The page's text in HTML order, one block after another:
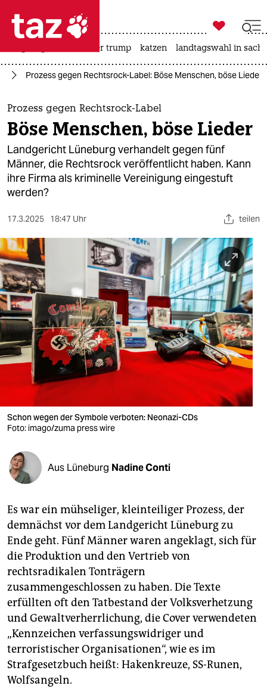
 taz zahl ich
taz zahl ich
themen
politik
öko
gesellschaft
kultur
sport
berlin
nord
wahrheit
verlag
verlag
veranstaltungen
shop
unterstützen
genossenschaft
epaper login

taz zahl ich
usa unter trump katzen landtagswahl in
Prozess gegen Rechtsrock-Label: Böse Menschen, böse Lieder
Prozess gegen Rechtsrock-Label
Böse Menschen, böse Lieder
Landgericht Lüneburg verhandelt gegen fünf
Männer, die Rechtsrock veröffentlicht haben. Kann
ihre Firma als kriminelle Vereinigung eingestuft
werden?
17.3.2025 18:47 Uhr teilen
Schon wegen der Symbole verboten: Neonazi-CDs
Foto: imago/zuma press wire
Aus Lüneburg Nadine Conti
Es war ein mühseliger, kleinteiliger Prozess, der
demnächst vor dem Landgericht Lüneburg zu
Ende geht. Fünf Männer waren angeklagt, sich für
die Produktion und den Vertrieb von
rechtsradikalen Tonträgern
zusammengeschlossen zu haben. Die Texte
erfüllten oft den Tatbestand der Volksverhetzung
und Gewaltverherrlichung, die Cover verwendeten
„Kennzeichen verfassungswidriger und
terroristischer Organisationen“, wie es im
Strafgesetzbuch heißt: Hakenkreuze, SS-Runen,
Wolfsangeln.